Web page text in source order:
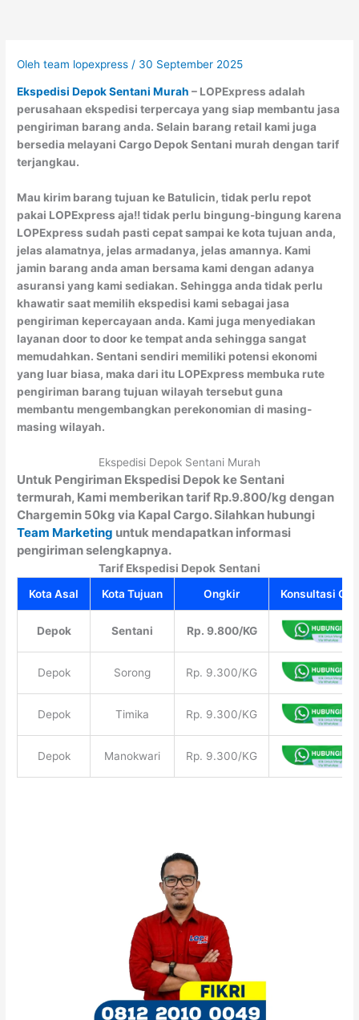
Olehteam lopexpress / 30 September 2025
Ekspedisi Depok Sentani Murah – LOPExpress adalah
perusahaan ekspedisi terpercaya yang siap membantu jasa
pengiriman barang anda. Selain barang retail kami juga
bersedia melayani Cargo Depok Sentani murah dengan tarif
terjangkau.
Mau kirim barang tujuan ke Batulicin, tidak perlu repot
pakai LOPExpress aja!! tidak perlu bingung-bingung karena
LOPExpress sudah pasti cepat sampai ke kota tujuan anda,
jelas alamatnya, jelas armadanya, jelas amannya. Kami
jamin barang anda aman bersama kami dengan adanya
asuransi yang kami sediakan. Sehingga anda tidak perlu
khawatir saat memilih ekspedisi kami sebagai jasa
pengiriman kepercayaan anda. Kami juga menyediakan
layanan door to door ke tempat anda sehingga sangat
memudahkan. Sentani sendiri memiliki potensi ekonomi
yang luar biasa, maka dari itu LOPExpress membuka rute
pengiriman barang tujuan wilayah tersebut guna
membantu mengembangkan perekonomian di masing-
masing wilayah.
Ekspedisi Depok Sentani Murah
Untuk Pengiriman Ekspedisi Depok ke Sentani
termurah, Kami memberikan tarif Rp.9.800/kg dengan
Chargemin 50kg via Kapal Cargo. Silahkan hubungi
Team Marketing untuk mendapatkan informasi
pengiriman selengkapnya.
Tarif Ekspedisi Depok Sentani
Kota Asal
Kota Tujuan Ongkir Konsultasi
Depok Sentani Rp. 9.800/KG
Depok Sorong Rp. 9.300/KG
Depok Timika Rp. 9.300/KG
Depok Manokwari Rp. 9.300/KG